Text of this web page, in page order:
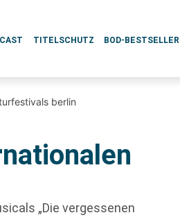
TITELSCHUTZ BOD-BESTSELLER
berlin
„Die vergessenen